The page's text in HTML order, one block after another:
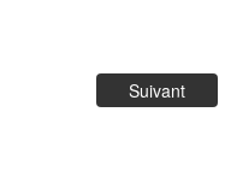
Suivant